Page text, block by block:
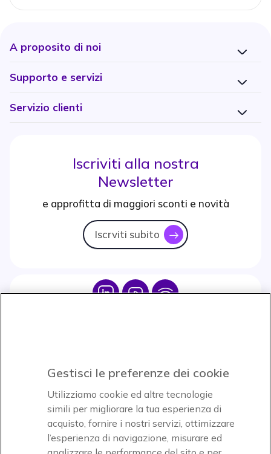
A proposito di noi
Supporto e servizi
Servizio clienti
Iscriviti alla nostra
Newsletter
e approfitta di maggiori sconti e novità
Iscrviti subito icon
Icon IconIcon
Accettiamo
Gestisci le preferenze dei cookie
Utilizziamo cookie ed altre tecnologie
simili per migliorare la tua esperienza di
acquisto, fornire i nostri servizi, ottimizzare
l’esperienza di navigazione, misurare ed